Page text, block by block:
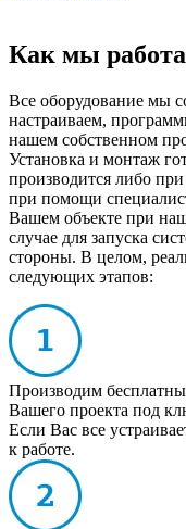
Как мы
Все оборудование мы
настраиваем,
нашем собственном
Установка и монтаж
производится либо
при помощи
Вашем объекте при
случае для запуска
стороны. В целом,
следующих этапов:
Производим
Вашего проекта под
Если Вас все
к работе.